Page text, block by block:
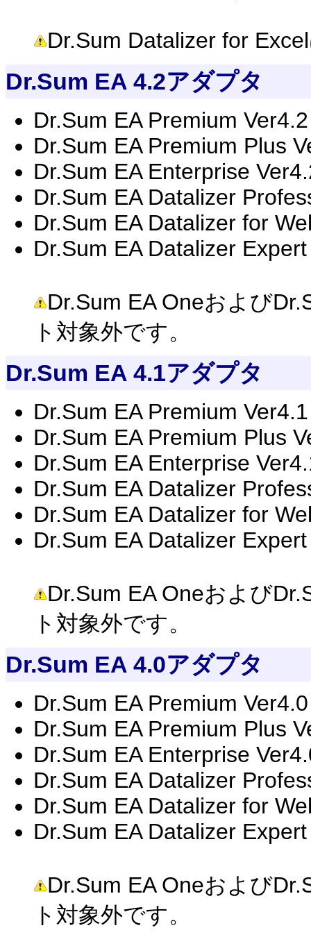
Dr.Sum Datalizer for
Dr.Sum EA 4.2アダプタ
Dr.Sum EA Premium Ver4.2
Dr.Sum EA Premium Plus
Dr.Sum EA Enterprise
Dr.Sum EA Datalizer
Dr.Sum EA Datalizer for
Dr.Sum EA Datalizer
Dr.Sum EA Oneおよび
ト対象外です。
Dr.Sum EA 4.1アダプタ
Dr.Sum EA Premium Ver4.1
Dr.Sum EA Premium Plus
Dr.Sum EA Enterprise
Dr.Sum EA Datalizer
Dr.Sum EA Datalizer for
Dr.Sum EA Datalizer
Dr.Sum EA Oneおよび
ト対象外です。
Dr.Sum EA 4.0アダプタ
Dr.Sum EA Premium
Dr.Sum EA Premium Plus
Dr.Sum EA Enterprise
Dr.Sum EA Datalizer
Dr.Sum EA Datalizer for
Dr.Sum EA Datalizer
Dr.Sum EA Oneおよび
ト対象外です。